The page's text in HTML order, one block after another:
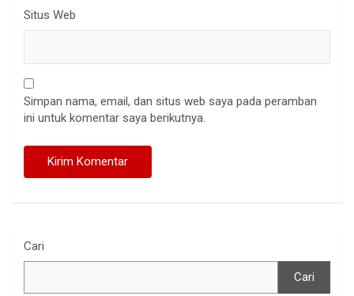
Situs Web
Simpan nama, email, dan situs web saya pada peramban
ini untuk komentar saya berikutnya.
Cari
Cari